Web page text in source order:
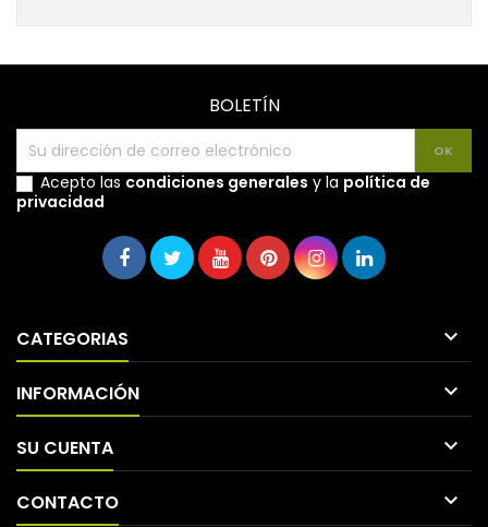
BOLETÍN
Acepto las condiciones generales y la política de
privacidad
CATEGORIAS 
INFORMACIÓN 
SU CUENTA 
CONTACTO 